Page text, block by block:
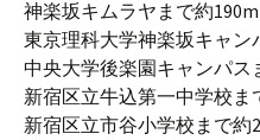
神楽坂キムラヤまで約190m
東京理科大学神楽坂キャン
中央大学後楽園キャンパス
新宿区立牛込第一中学校ま
新宿区立市谷小学校まで約